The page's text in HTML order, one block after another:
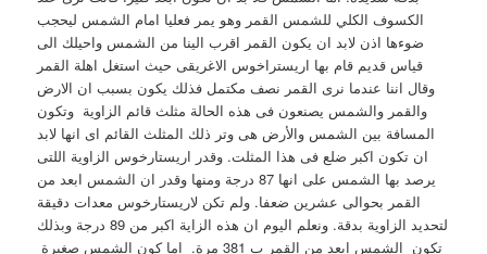
الكسوف الكلي للشمس القمر وهو يمر فعليا امام الشمس ليحجب
ضوءها اذن لابد ان يكون القمر اقرب الينا من الشمس واحيلك الى
قياس قديم قام بها اريستراخوس الاغريقى حيث استغل اهلة القمر
وقال اننا عندما نرى القمر نصف مكتمل فذلك يكون بسبب ان الارض
والقمر والشمس يصنعون فى هذه الحالة مثلث قائم الزاوية وتكون
المسافة بين الشمس والأرض هى وتر ذلك المثلث القائم اى انها لابد
ان تكون اكبر ضلع فى هذا المثلت. وقدر اريستارخوس الزاوية اللتى
يرصد بها الشمس على انها 87 درجة ومنها وقدر ان الشمس ابعد من
القمر بحوالى عشرين ضعفا. ولم تكن لاريستارخوس معدات دقيقة
لتحديد الزاوية بدقة. ونعلم اليوم ان هذه الزاية اكبر من 89 درجة وبذلك
تكون الشمس ابعد من القمر ب 381 مرة. اما كون الشمس صغيرة